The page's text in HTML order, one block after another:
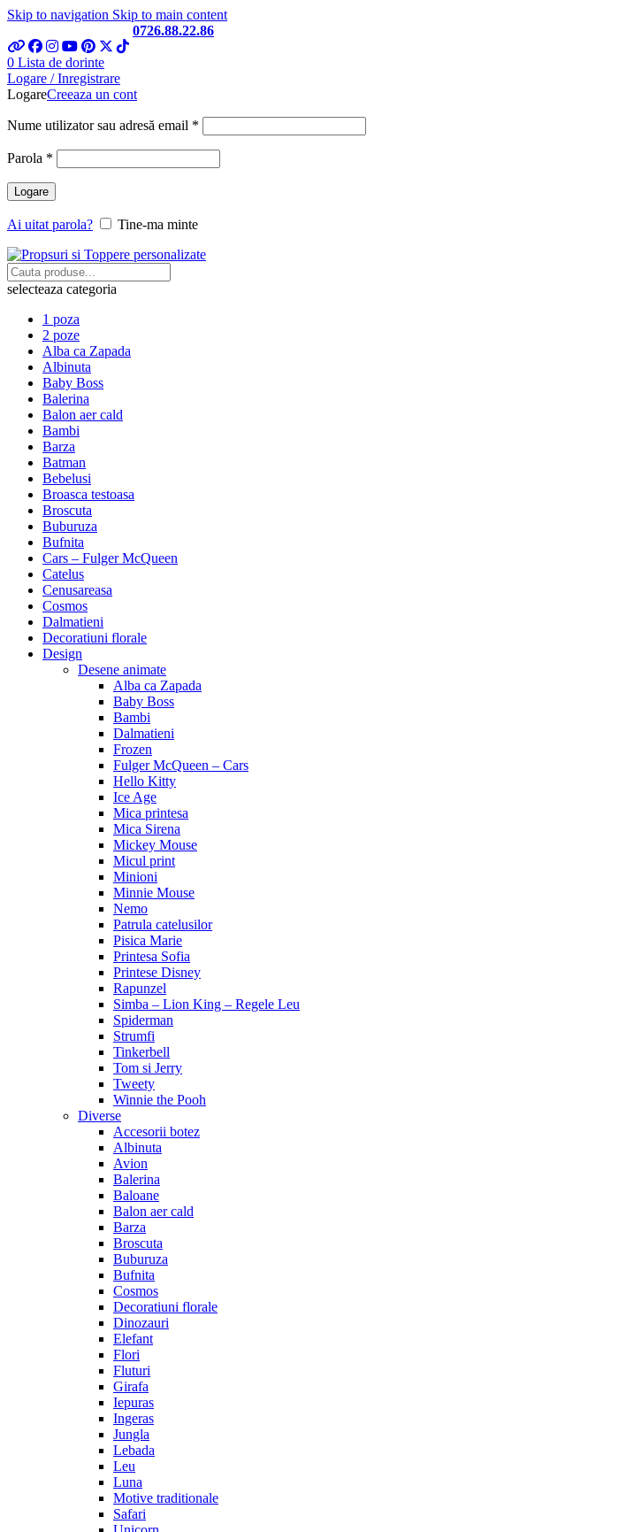
Skip to navigation Skip to main content
0726.88.22.86
0 Lista de dorinte
Logare / Inregistrare
LogareCreeaza un cont
Nume utilizator sau adresă email *
Parola *
Logare
Ai uitat parola? Tine-ma minte
selecteaza categoria
1 poza
2 poze
Alba ca Zapada
Albinuta
Baby Boss
Balerina
Balon aer cald
Bambi
Barza
Batman
Bebelusi
Broasca testoasa
Broscuta
Buburuza
Bufnita
Cars – Fulger McQueen
Catelus
Cenusareasa
Cosmos
Dalmatieni
Decoratiuni florale
Design
Desene animate
Alba ca Zapada
Baby Boss
Bambi
Dalmatieni
Frozen
Fulger McQueen – Cars
Hello Kitty
Ice Age
Mica printesa
Mica Sirena
Mickey Mouse
Micul print
Minioni
Minnie Mouse
Nemo
Patrula catelusilor
Pisica Marie
Printesa Sofia
Printese Disney
Rapunzel
Simba – Lion King – Regele Leu
Spiderman
Strumfi
Tinkerbell
Tom si Jerry
Tweety
Winnie the Pooh
Diverse
Accesorii botez
Albinuta
Avion
Balerina
Baloane
Balon aer cald
Barza
Broscuta
Buburuza
Bufnita
Cosmos
Decoratiuni florale
Dinozauri
Elefant
Flori
Fluturi
Girafa
Iepuras
Ingeras
Jungla
Lebada
Leu
Luna
Motive traditionale
Safari